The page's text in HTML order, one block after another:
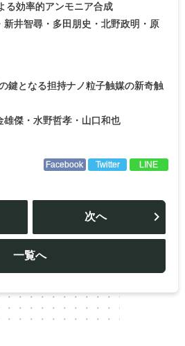
る効率的アンモニア合成
井智尋・多田朋史・北野政明・原
鍵となる担持ナノ粒子触媒の新奇触
傑・水野哲孝・山口和也
Facebook Twitter LINE
投
ビ
ー
シ
ョ
一覧へ
次へ